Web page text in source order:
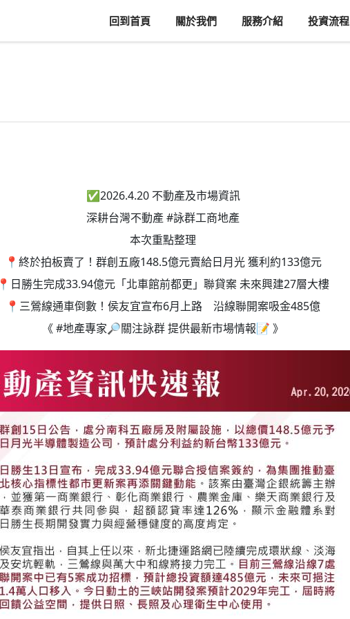
回到首頁 關於我們 服務介紹 投資流程
✅2026.4.20 不動產及市場資訊
深耕台灣不動產#詠群工商地產
本次重點整理
📍終於拍板賣了！群創五廠148.5億元賣給日月光 獲利約133億元
📍日勝生完成33.94億元「北車館前都更」聯貸案 未來興建27層大樓
📍三鶯線通車倒數！侯友宜宣布6月上路 沿線聯開案吸金485億
《#地產專家🔎關注詠群 提供最新市場情報📝 》